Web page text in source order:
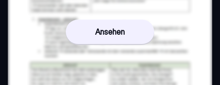
Ansehen